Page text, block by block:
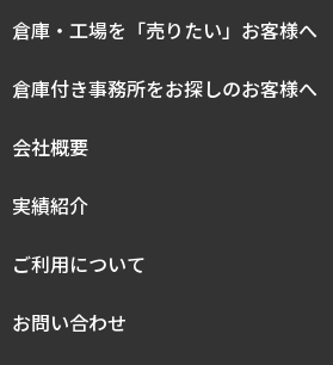
倉庫・工場を「売りたい」お客様へ
倉庫付き事務所をお探しのお客様へ
会社概要
実績紹介
ご利用について
お問い合わせ